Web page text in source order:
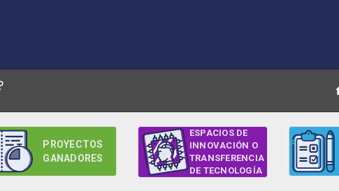
PROYECTOS
GANADORES
ESPACIOS DE
INNOVACIÓN O
TRANSFERENCIA
DE TECNOLOGÍA